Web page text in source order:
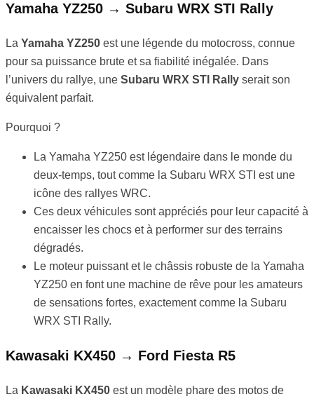
Yamaha YZ250 → Subaru WRX STI Rally
La Yamaha YZ250 est une légende du motocross, connue
pour sa puissance brute et sa fiabilité inégalée. Dans
l’univers du rallye, une Subaru WRX STI Rally serait son
équivalent parfait.
Pourquoi ?
La Yamaha YZ250 est légendaire dans le monde du
deux-temps, tout comme la Subaru WRX STI est une
icône des rallyes WRC.
Ces deux véhicules sont appréciés pour leur capacité à
encaisser les chocs et à performer sur des terrains
dégradés.
Le moteur puissant et le châssis robuste de la Yamaha
YZ250 en font une machine de rêve pour les amateurs
de sensations fortes, exactement comme la Subaru
WRX STI Rally.
Kawasaki KX450 → Ford Fiesta R5
La Kawasaki KX450 est un modèle phare des motos de